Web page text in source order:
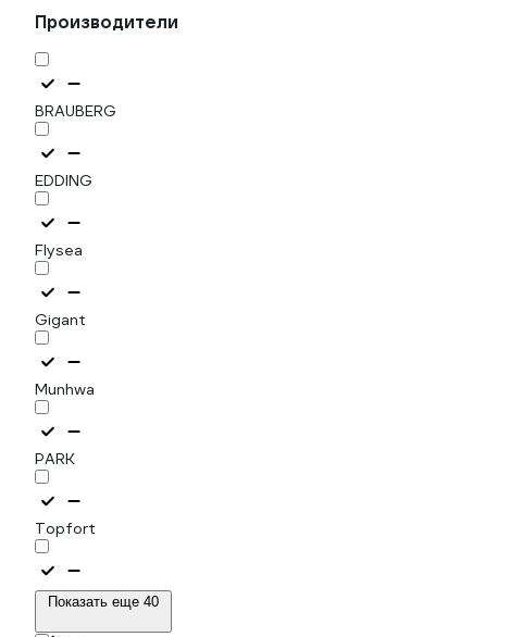
Производители
BRAUBERG
EDDING
Flysea
Gigant
Munhwa
PARK
Topfort
ЗУБР
Показать еще 40